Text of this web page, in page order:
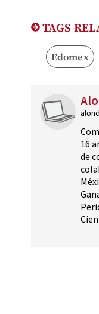
TAGS
Edomex
16
de